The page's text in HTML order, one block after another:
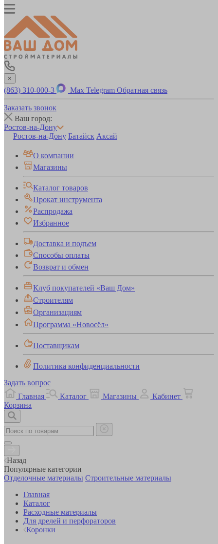
×
(863) 310-000-3 Max Telegram Обратная связь
Заказать звонок
Ваш город:
Ростов-на-Дону
Ростов-на-Дону Батайск Аксай
О компании
Магазины
Каталог товаров
Прокат инструмента
Распродажа
Избранное
Доставка и подъем
Способы оплаты
Возврат и обмен
Клуб покупателей «Ваш Дом»
Строителям
Организациям
Программа «Новосёл»
Поставщикам
Политика конфиденциальности
Задать вопрос
Главная
Каталог Магазины
Кабинет
Корзина
Назад
Популярные категории
Отделочные материалы Строительные материалы
Главная
Каталог
Расходные материалы
Для дрелей и перфораторов
Коронки